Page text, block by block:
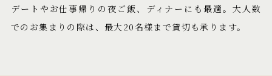
デートやお仕事帰りの夜ご飯、ディナーにも最適。大人数
でのお集まりの際は、最大20名様まで貸切も承ります。